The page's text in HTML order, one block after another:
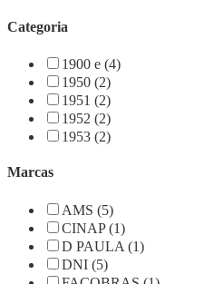
Categoria
1900 e (4)
1950 (2)
1951 (2)
1952 (2)
1953 (2)
Marcas
AMS (5)
CINAP (1)
D PAULA (1)
DNI (5)